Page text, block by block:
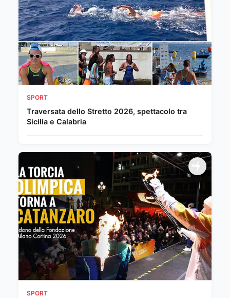
SPORT
Traversata dello Stretto 2026, spettacolo tra
Sicilia e Calabria
SPORT